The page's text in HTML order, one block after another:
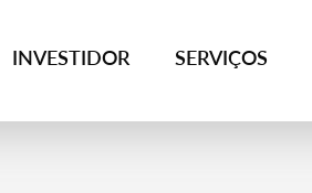
INVESTIDOR SERVIÇOS